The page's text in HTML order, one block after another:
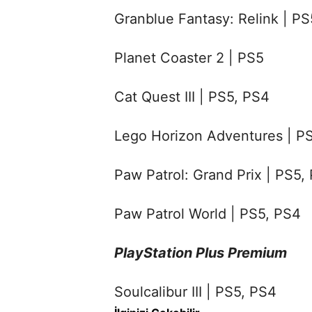
Granblue Fantasy: Relink |
Planet Coaster 2 | PS5
Cat Quest III | PS5, PS4
Lego Horizon Adventures |
Paw Patrol: Grand Prix | PS5,
Paw Patrol World | PS5, PS4
PlayStation Plus Premium
Soulcalibur III | PS5, PS4